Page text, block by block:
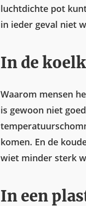
luchtdichte pot
in ieder geval niet
In de
Waarom mensen
is gewoon niet
komen. En de
wiet minder sterk
In een